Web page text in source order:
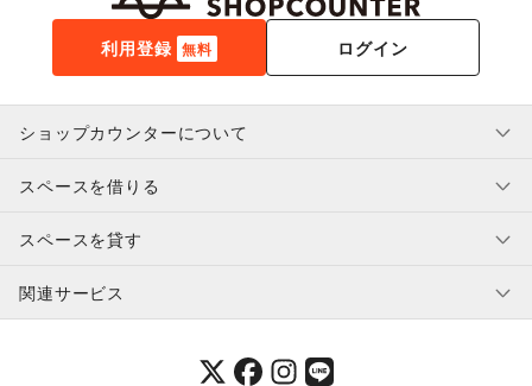
利用登録 無料 ログイン
ショップカウンターについて
利用規約・ガイドライン
特定商取引法に基づく表示
補償プログラム
スペースを借りる
スペースを借りたい人へ
ユーザー利用規約
提携パートナー
スペースを貸す
スペースを貸したい方へ
オーナー利用規約
関連サービス
SHOPCOUNTER MAGAZINE